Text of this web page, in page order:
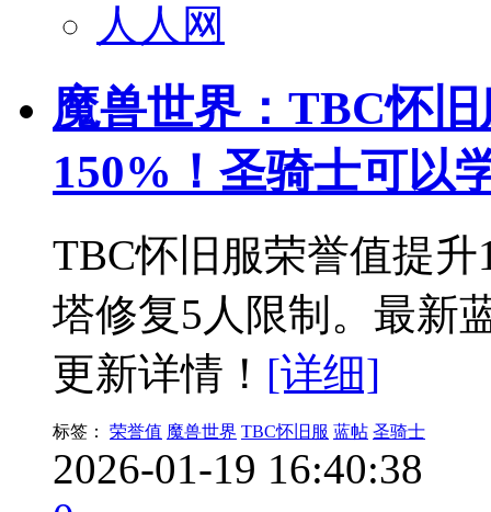
人人网
魔兽世界：TBC怀
150%！圣骑士可以
TBC怀旧服荣誉值提
塔修复5人限制。最新
更新详情！ [详细]
标签： 荣誉值 魔兽世界 TBC怀旧服 蓝帖 圣骑士
2026-01-19 16:40:38